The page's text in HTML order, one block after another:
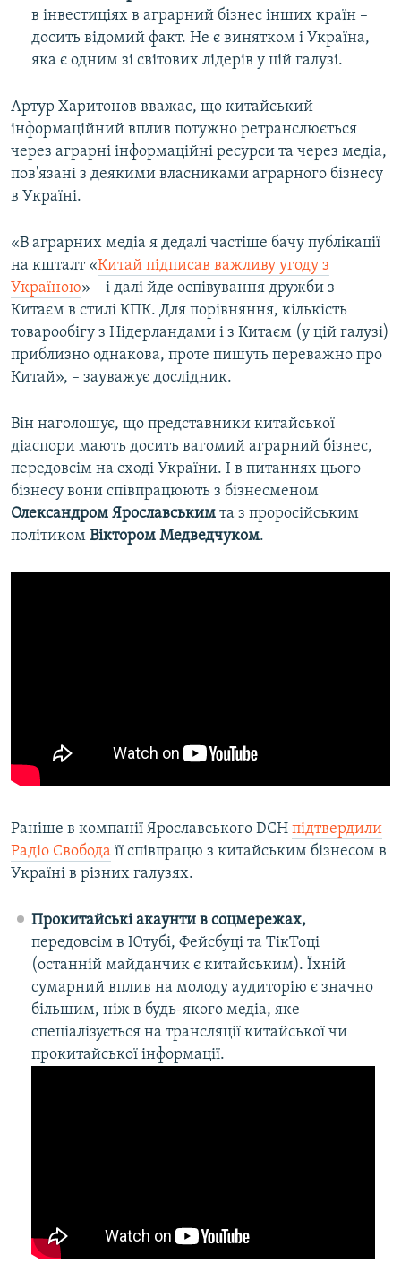
в інвестиціях в аграрний бізнес інших країн –
досить відомий факт. Не є винятком і Україна,
яка є одним зі світових лідерів у цій галузі.
Артур Харитонов вважає, що китайський
інформаційний вплив потужно ретранслюється
через аграрні інформаційні ресурси та через медіа,
пов'язані з деякими власниками аграрного бізнесу
в Україні.
«В аграрних медіа я дедалі частіше бачу публікації
на кшталт «Китай підписав важливу угоду з
Україною» – і далі йде оспівування дружби з
Китаєм в стилі КПК. Для порівняння, кількість
товарообігу з Нідерландами і з Китаєм (у цій галузі)
приблизно однакова, проте пишуть переважно про
Китай», – зауважує дослідник.
Він наголошує, що представники китайської
діаспори мають досить вагомий аграрний бізнес,
передовсім на сході України. І в питаннях цього
бізнесу вони співпрацюють з бізнесменом
Олександром Ярославським та з проросійським
політиком Віктором Медведчуком.
Раніше в компанії Ярославського DCH підтвердили
Радіо Свобода її співпрацю з китайським бізнесом в
Україні в різних галузях.
Прокитайські акаунти в соцмережах,
передовсім в Ютубі, Фейсбуці та ТікТоці
(останній майданчик є китайським). Їхній
сумарний вплив на молоду аудиторію є значно
більшим, ніж в будь-якого медіа, яке
спеціалізується на трансляції китайської чи
прокитайської інформації.